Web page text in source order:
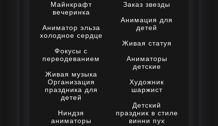
Майнкрафт
вечеринка
Аниматор эльза
холодное сердце
Фокусы с
переодеванием
Живая музыка
Заказ звезды
Анимация для
детей
Живая статуя
Аниматоры
детские
Организация
праздника для
детей
Ниндзя
аниматоры
Художник
шаржист
Детский
праздник в стиле
винни пух